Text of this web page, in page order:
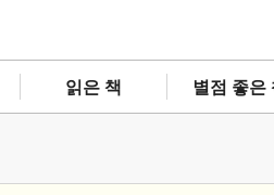
읽은 책 별점 좋은